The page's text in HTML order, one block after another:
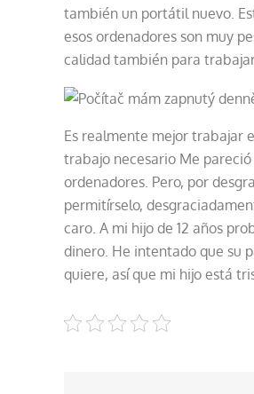
también un portátil nuevo.
esos ordenadores son muy
calidad también para
Es realmente mejor trabajar
trabajo necesario Me
ordenadores. Pero, por
permitírselo,
caro. A mi hijo de 12 años
dinero. He intentado que su
quiere, así que mi hijo está